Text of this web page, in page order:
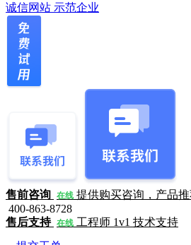
诚信网站 示范企业
售前咨询 在线 提供购买咨询，产品
400-863-8728
售后支持 在线 工程师 1v1 技术支持